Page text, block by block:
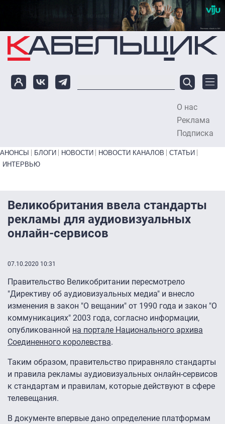
Перейти к основному содержанию
О нас
Реклама
Подписка
Primary links bottom
АНОНСЫ БЛОГИ НОВОСТИ НОВОСТИ КАНАЛОВ
СТАТЬИ
ИНТЕРВЬЮ
Великобритания ввела стандарты
рекламы для аудиовизуальных
онлайн-сервисов
07.10.2020 10:31
Правительство Великобритании пересмотрело
"Директиву об аудиовизуальных медиа" и внесло
изменения в закон "О вещании" от 1990 года и закон "О
коммуникациях" 2003 года, согласно информации,
опубликованной на портале Национального архива
Соединенного королевства.
Таким образом, правительство приравняло стандарты
и правила рекламы аудиовизуальных онлайн-сервисов
к стандартам и правилам, которые действуют в сфере
телевещания.
В документе впервые дано определение платформам